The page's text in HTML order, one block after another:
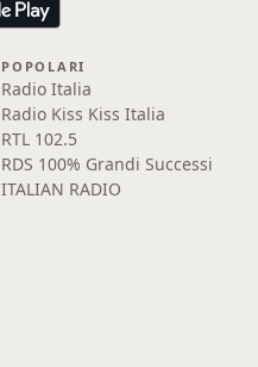
POPOLARI
Radio Italia
Radio Kiss Kiss Italia
RTL 102.5
RDS 100% Grandi Successi
ITALIAN RADIO